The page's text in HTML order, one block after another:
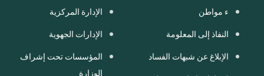
ء مواطن
النفاذ إلى المعلومة
الإبلاغ عن شبهات الفساد
الإدارة المركزية
الإدارات الجهوية
المؤسسات تحت إشراف
الوزارة